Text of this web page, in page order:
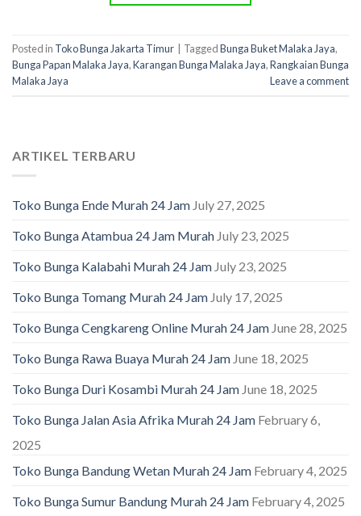
Posted in Toko Bunga Jakarta Timur TaggedBunga Buket Malaka Jaya,
Bunga Papan Malaka Jaya,Karangan Bunga Malaka Jaya,Rangkaian Bunga
Malaka Jaya
Leave a comment
ARTIKEL TERBARU
Toko Bunga Ende Murah 24 Jam July 27, 2025
Toko Bunga Atambua 24 Jam Murah July 23, 2025
Toko Bunga Kalabahi Murah 24 Jam July 23, 2025
Toko Bunga Tomang Murah 24 Jam July 17, 2025
Toko Bunga Cengkareng Online Murah 24 Jam June 28, 2025
Toko Bunga Rawa Buaya Murah 24 Jam June 18, 2025
Toko Bunga Duri Kosambi Murah 24 Jam June 18, 2025
Toko Bunga Jalan Asia Afrika Murah 24 Jam February 6,
2025
Toko Bunga Bandung Wetan Murah 24 Jam February 4, 2025
Toko Bunga Sumur Bandung Murah 24 Jam February 4, 2025